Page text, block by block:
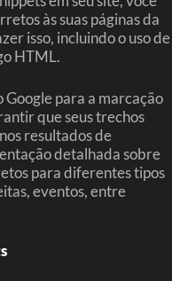
às suas páginas da
isso, incluindo o uso de
HTML.
para a marcação
que seus trechos
resultados de
detalhada sobre
para diferentes tipos
eventos, entre